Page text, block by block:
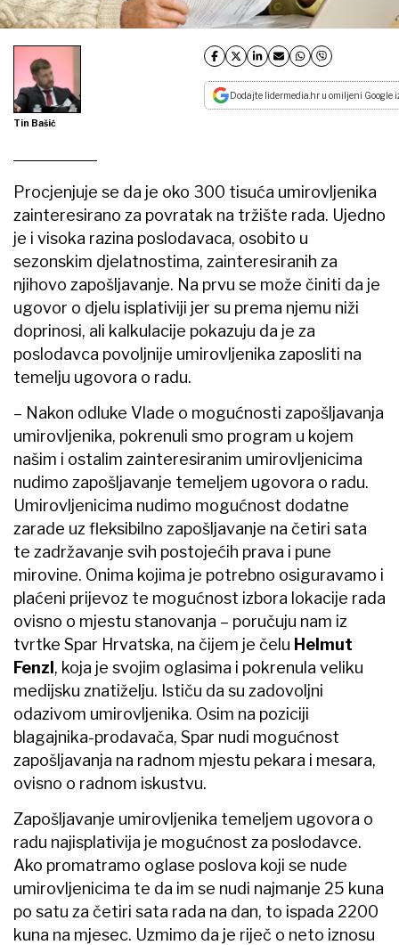
Tin Bašić
Dodajte lidermedia.hr u omiljeni Google
Procjenjuje se da je oko 300 tisuća umirovljenika
zainteresirano za povratak na tržište rada. Ujedno
je i visoka razina poslodavaca, osobito u
sezonskim djelatnostima, zainteresiranih za
njihovo zapošljavanje. Na prvu se može činiti da je
ugovor o djelu isplativiji jer su prema njemu niži
doprinosi, ali kalkulacije pokazuju da je za
poslodavca povoljnije umirovljenika zaposliti na
temelju ugovora o radu.
– Nakon odluke Vlade o mogućnosti zapošljavanja
umirovljenika, pokrenuli smo program u kojem
našim i ostalim zainteresiranim umirovljenicima
nudimo zapošljavanje temeljem ugovora o radu.
Umirovljenicima nudimo mogućnost dodatne
zarade uz fleksibilno zapošljavanje na četiri sata
te zadržavanje svih postojećih prava i pune
mirovine. Onima kojima je potrebno osiguravamo i
plaćeni prijevoz te mogućnost izbora lokacije rada
ovisno o mjestu stanovanja –​ poručuju nam iz
tvrtke Spar Hrvatska, na čijem je čelu Helmut
Fenzl, koja je svojim oglasima i pokrenula veliku
medijsku znatiželju. Ističu da su zadovoljni
odazivom umirovljenika. Osim na poziciji
blagajnika-prodavača, Spar nudi mogućnost
zapošljavanja na radnom mjestu pekara i mesara,
ovisno o radnom iskustvu.
Zapošljavanje umirovljenika temeljem ugovora o
radu najisplativija je mogućnost za poslodavce.
Ako promatramo oglase poslova koji se nude
umirovljenicima te da im se nudi najmanje 25 kuna
po satu za četiri sata rada na dan, to ispada 2200
kuna na mjesec. Uzmimo da je riječ o neto iznosu